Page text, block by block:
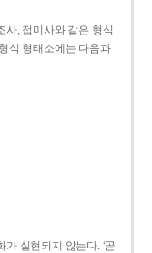
사, 접미사와 같은 형식
식 형태소에는 다음과
실현되지 않는다. ‘곧